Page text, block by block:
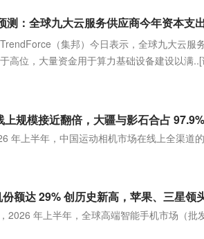
：全球九大云服务供应商今年资本支
（集邦）今日表示，全球九大云服
高位，大量资金用于算力基础设备建设以满..
规模接近翻倍，大疆与影石合占
年上半年，中国运动相机市场在线上全渠道
额达 29% 创历史新高，苹果、三星领
年上半年，全球高端智能手机市场（批